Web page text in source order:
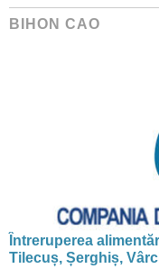
BIHON CAO
Întreruperea
Tilecuș, Șerghiș,